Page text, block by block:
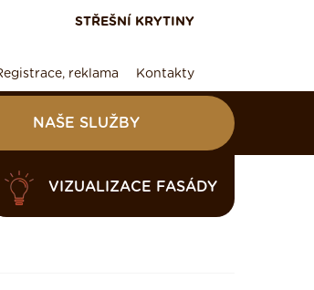
STŘEŠNÍ KRYTINY
reklama Kontakty
NAŠE SLUŽBY
VIZUALIZACE FASÁDY